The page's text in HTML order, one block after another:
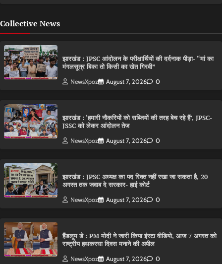
Collective News
झारखंड : JPSC आंदोलन के परीक्षार्थियों की दर्दनाक पीड़ा- “मां का
मंगलसूत्र बिका तो किसी का खेत गिरवी”
NewsXpoz August 7, 2026 0
झारखंड : ‘हमारी नौकरियों को सब्जियों की तरह बेच रहे हैं’, JPSC-
JSSC को लेकर आंदोलन तेज
NewsXpoz August 7, 2026 0
झारखंड : JPSC अध्यक्ष का पद रिक्त नहीं रखा जा सकता है, 20
अगस्त तक जवाब दे सरकार- हाई कोर्ट
NewsXpoz August 7, 2026 0
हैंडलूम डे : PM मोदी ने जारी किया इंस्टा वीडियो, आज 7 अगस्त को
राष्ट्रीय हथकरघा दिवस मनाने की अपील
NewsXpoz August 7, 2026 0